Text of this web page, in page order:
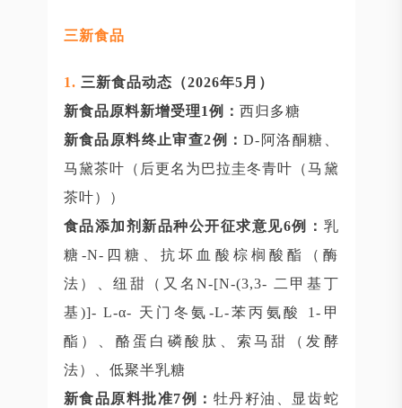
三新食品
1. 三新食品动态（2026年5月）
新食品原料新增受理1例： 西归多糖
新食品原料终止审查2例：D-阿洛酮糖、
马黛茶叶（后更名为巴拉圭冬青叶（马黛
茶叶））
食品添加剂新品种公开征求意见6例： 乳
糖-N-四糖、抗坏血酸棕榈酸酯（酶
法）、纽甜（又名N-[N-(3,3- 二甲基丁
基)]- L-α- 天门冬氨-L-苯丙氨酸 1-甲
酯）、酪蛋白磷酸肽、索马甜（发酵
法）、低聚半乳糖
新食品原料批准7例： 牡丹籽油、显齿蛇